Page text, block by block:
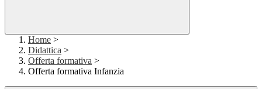
Home >
Didattica >
Offerta formativa >
Offerta formativa Infanzia